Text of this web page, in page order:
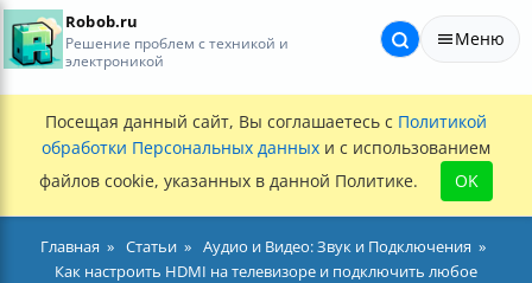
Robob.ru
Решение проблем с техникой и
электроникой
Меню
Посещая данный сайт, Вы соглашаетесь с Политикой
обработки Персональных данных и с использованием
файлов cookie, указанных в данной Политике.
OK
Главная Статьи
Аудио и Видео: Звук и Подключения
Как настроить HDMI на телевизоре и подключить любое